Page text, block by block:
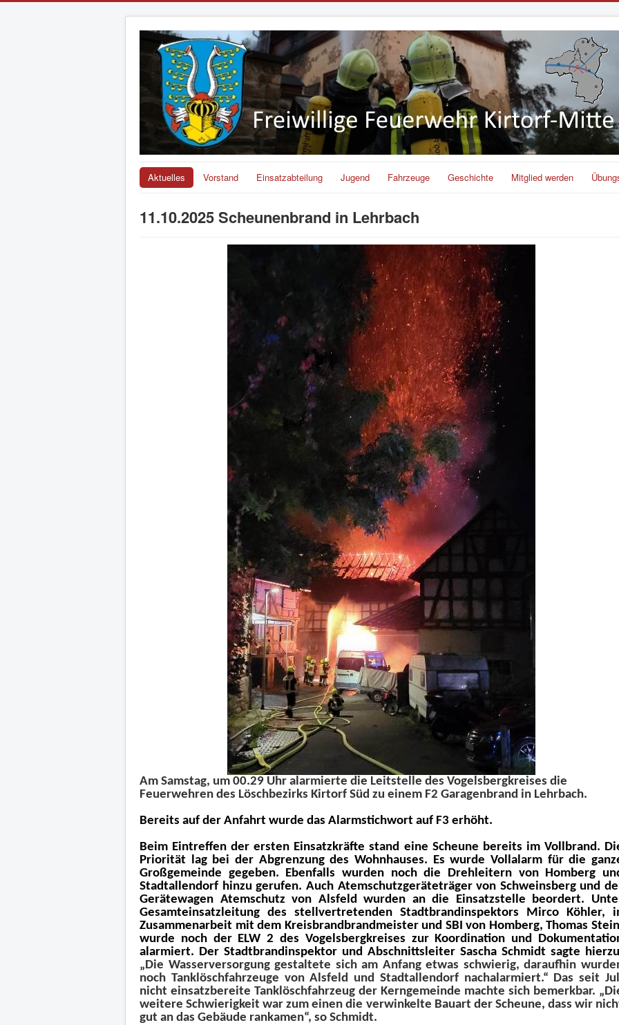
Aktuelles Vorstand Einsatzabteilung Jugend Fahrzeuge Geschichte Mitglied werden
11.10.2025 Scheunenbrand in Lehrbach
Am Samstag, um 00.29 Uhr alarmierte die Leitstelle des Vogelsbergkreises die
Feuerwehren des Löschbezirks Kirtorf Süd zu einem F2 Garagenbrand in Lehrbach.
Bereits auf der Anfahrt wurde das Alarmstichwort auf F3 erhöht.
Beim Eintreffen der ersten Einsatzkräfte stand eine Scheune bereits im Vollbrand.
Priorität lag bei der Abgrenzung des Wohnhauses. Es wurde Vollalarm für die
Großgemeinde gegeben. Ebenfalls wurden noch die Drehleitern von Homberg
Stadtallendorf hinzu gerufen. Auch Atemschutzgeräteträger von Schweinsberg und
Gerätewagen Atemschutz von Alsfeld wurden an die Einsatzstelle beordert.
Gesamteinsatzleitung des stellvertretenden Stadtbrandinspektors Mirco Köhler,
Zusammenarbeit mit dem Kreisbrandbrandmeister und SBI von Homberg, Thomas
wurde noch der ELW 2 des Vogelsbergkreises zur Koordination und
alarmiert. Der Stadtbrandinspektor und Abschnittsleiter Sascha Schmidt sagte
„Die Wasserversorgung gestaltete sich am Anfang etwas schwierig, daraufhin
noch Tanklöschfahrzeuge von Alsfeld und Stadtallendorf nachalarmiert.“ Das seit
nicht einsatzbereite Tanklöschfahrzeug der Kerngemeinde machte sich bemerkbar.
weitere Schwierigkeit war zum einen die verwinkelte Bauart der Scheune, dass wir
gut an das Gebäude rankamen“, so Schmidt.